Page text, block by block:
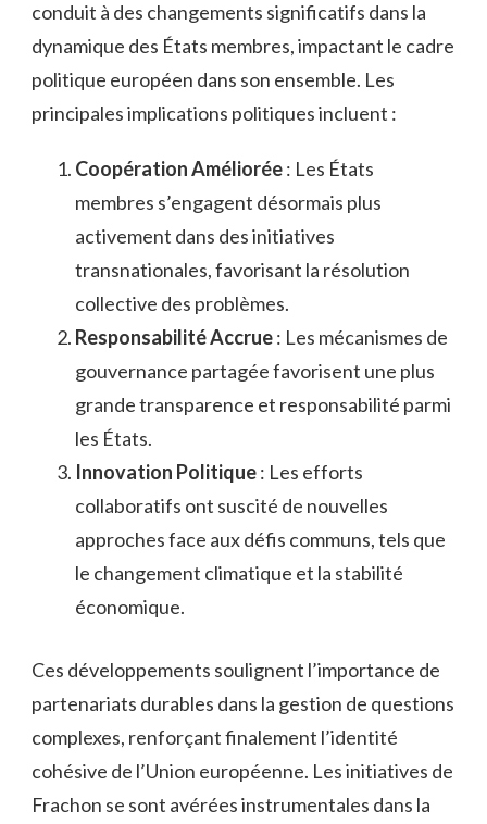
conduit à des changements significatifs dans la
dynamique des États membres, impactant le cadre
politique européen dans son ensemble. Les
principales implications politiques incluent :
Coopération Améliorée: Les États
membres s’engagent désormais plus
activement dans des initiatives
transnationales, favorisant la résolution
collective des problèmes.
Responsabilité Accrue: Les mécanismes de
gouvernance partagée favorisent une plus
grande transparence et responsabilité parmi
les États.
Innovation Politique: Les efforts
collaboratifs ont suscité de nouvelles
approches face aux défis communs, tels que
le changement climatique et la stabilité
économique.
Ces développements soulignent l’importance de
partenariats durables dans la gestion de questions
complexes, renforçant finalement l’identité
cohésive de l’Union européenne. Les initiatives de
Frachon se sont avérées instrumentales dans la